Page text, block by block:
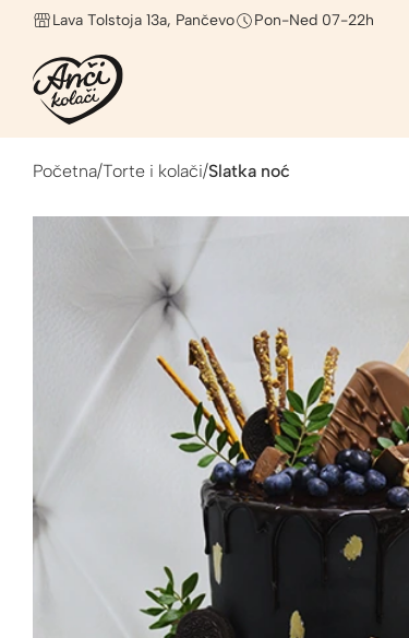
Lava Tolstoja 13a, Pančevo Pon-Ned 07-22h
Početna/Torte i kolači/Slatka noć